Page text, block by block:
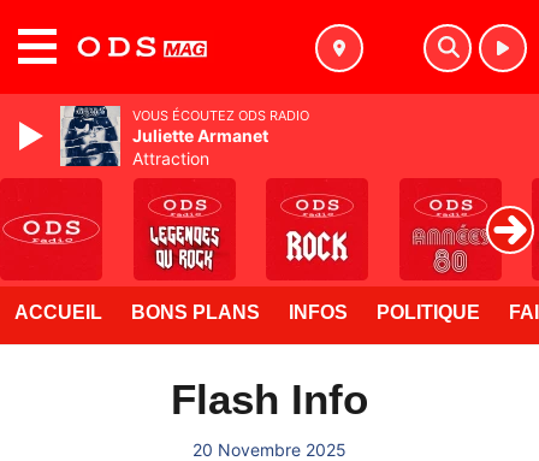
ACCUEIL BONS PLANS INFOS POLITIQUE
Flash Info
20 Novembre 2025
VOUS ÉCOUTEZ ODS RADIO
Juliette Armanet
Attraction